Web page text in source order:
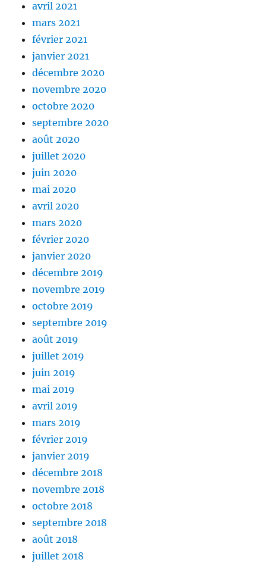
avril 2021
mars 2021
février 2021
janvier 2021
décembre 2020
novembre 2020
octobre 2020
septembre 2020
août 2020
juillet 2020
juin 2020
mai 2020
avril 2020
mars 2020
février 2020
janvier 2020
décembre 2019
novembre 2019
octobre 2019
septembre 2019
août 2019
juillet 2019
juin 2019
mai 2019
avril 2019
mars 2019
février 2019
janvier 2019
décembre 2018
novembre 2018
octobre 2018
septembre 2018
août 2018
juillet 2018